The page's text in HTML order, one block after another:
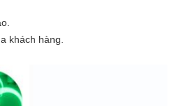
khách hàng.